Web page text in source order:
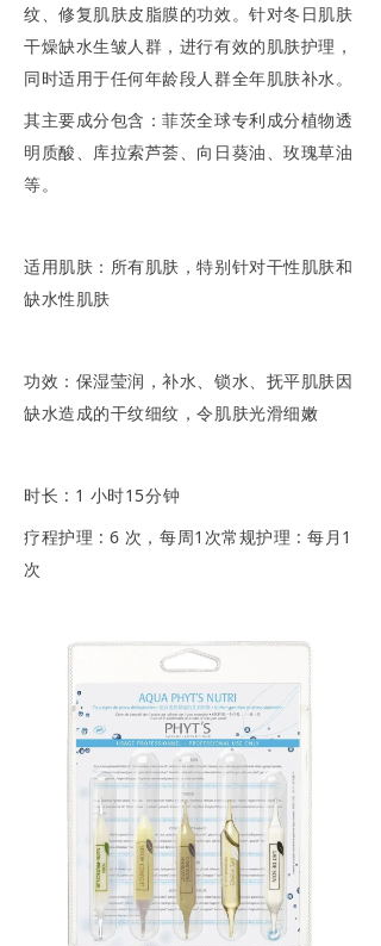
纹、修复肌肤皮脂膜的功效。针对冬日肌肤
干燥缺水生皱人群，进行有效的肌肤护理，
同时适用于任何年龄段人群全年肌肤补水。
其主要成分包含：菲茨全球专利成分植物透
明质酸、库拉索芦荟、向日葵油、玫瑰草油
等。
适用肌肤：所有肌肤，特别针对干性肌肤和
缺水性肌肤
功效：保湿莹润，补水、锁水、抚平肌肤因
缺水造成的干纹细纹，令肌肤光滑细嫩
时长 : 1 小时15分钟
疗程护理 : 6 次，每周1次常规护理 : 每月1
次